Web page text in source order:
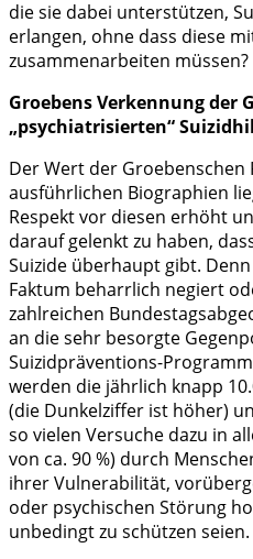
die sie dabei unterstützen,
erlangen, ohne dass diese
zusammenarbeiten müssen?
Groebens Verkennung der
„psychiatrisierten“
Der Wert der
ausführlichen Biographien
Respekt vor diesen erhöht
darauf gelenkt zu haben,
Suizide überhaupt gibt.
Faktum beharrlich negiert
zahlreichen
an die sehr besorgte
Suizidpräventions-
werden die jährlich knapp
(die Dunkelziffer ist höher)
so vielen Versuche dazu in
von ca. 90 %) durch
ihrer Vulnerabilität,
oder psychischen Störung
unbedingt zu schützen seien.